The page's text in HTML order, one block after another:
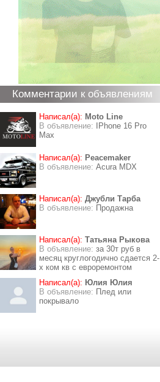
Комментарии к объявлениям
Написал(а): Moto Line
В объявление:
IPhone 16 Pro
Max
Написал(а): Peacemaker
В объявление: Acura MDX
Написал(а): Джубли Тарба
В объявление: Продажна
Написал(а): Татьяна Рыкова
В объявление: за 30т руб в
месяц круглогодично сдается 2-
х ком кв с евроремонтом
Написал(а): Юлия Юлия
В объявление: Плед или
покрывало